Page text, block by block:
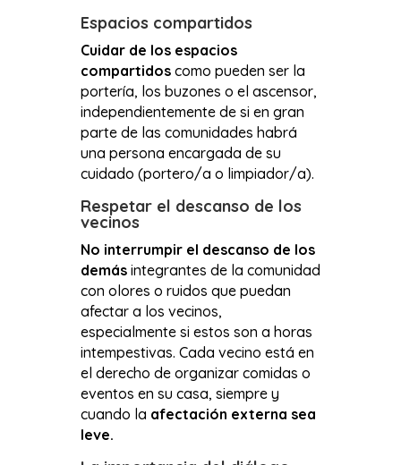
Espacios compartidos
Cuidar de los espacios
compartidoscomo pueden ser la
portería, los buzones o el ascensor,
independientemente de si en gran
parte de las comunidades habrá
una persona encargada de su
cuidado (portero/a o limpiador/a).
Respetar el descanso de los
vecinos
No interrumpir el descanso de los
demásintegrantes de la comunidad
con olores o ruidos que puedan
afectar a los vecinos,
especialmente si estos son a horas
intempestivas. Cada vecino está en
el derecho de organizar comidas o
eventos en su casa, siempre y
cuando la afectación externa sea
leve.